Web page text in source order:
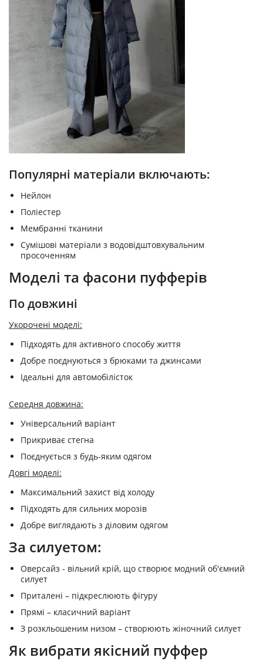
Популярні матеріали включають:
Нейлон
Поліестер
Мембранні тканини
Сумішові матеріали з водовідштовхувальним
просоченням
Моделі та фасони пуфферів
По довжині
Укорочені моделі:
Підходять для активного способу життя
Добре поєднуються з брюками та джинсами
Ідеальні для автомобілісток
Середня довжина:
Універсальний варіант
Прикриває стегна
Поєднується з будь-яким одягом
Довгі моделі:
Максимальний захист від холоду
Підходять для сильних морозів
Добре виглядають з діловим одягом
За силуетом:
Оверсайз - вільний крій, що створює модний об'ємний
силует
Приталені – підкреслюють фігуру
Прямі – класичний варіант
З розкльошеним низом – створюють жіночний силует
Як вибрати якісний пуффер